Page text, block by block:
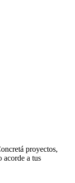
proyectos,
acorde a tus